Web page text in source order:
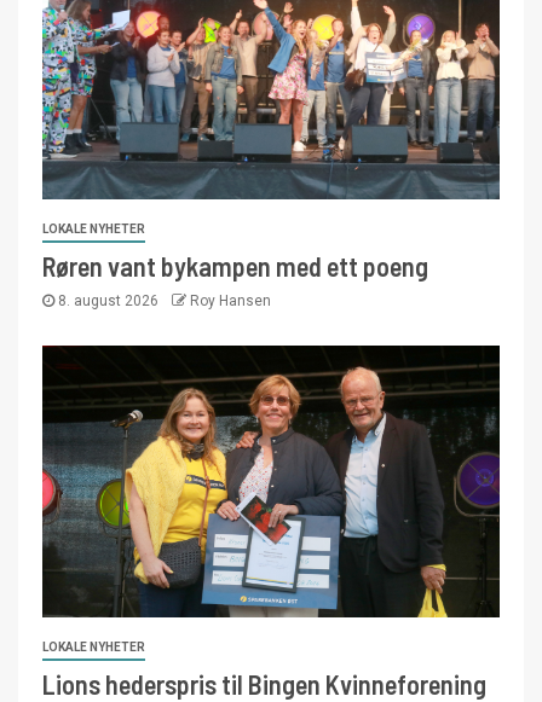
LOKALE NYHETER
Røren vant bykampen med ett poeng
8. august 2026 Roy Hansen
LOKALE NYHETER
Lions hederspris til Bingen Kvinneforening